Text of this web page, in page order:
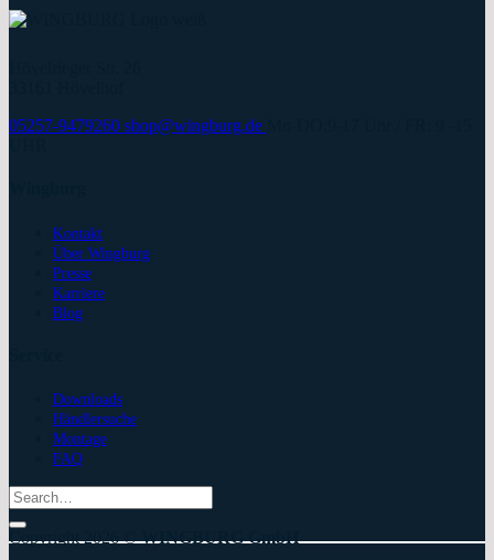
05257-9479260 shop@wingburg.de
Kontakt
Über Wingburg
Presse
Karriere
Blog
Downloads
Händlersuche
Montage
FAQ
Search
for:
Copyright 2026 ©WINGBURG GmbH